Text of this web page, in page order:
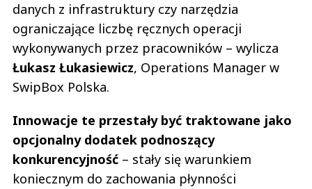
danych z infrastruktury czy narzędzia
ograniczające liczbę ręcznych operacji
wykonywanych przez pracowników – wylicza
Łukasz Łukasiewicz, Operations Manager w
SwipBox Polska.
Innowacje te przestały być traktowane jako
opcjonalny dodatek podnoszący
konkurencyjność – stały się warunkiem
koniecznym do zachowania płynności